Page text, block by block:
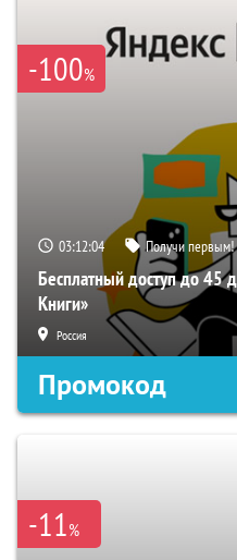
-100%
03:12:03 Получи первым!
Бесплатный доступ до 45
Книги»
Россия
Промокод
-11%